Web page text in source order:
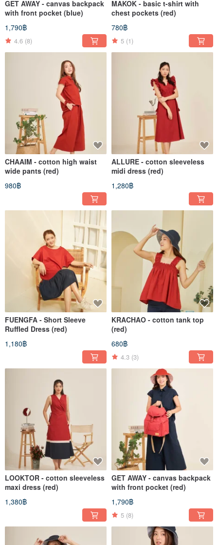
GET AWAY - canvas backpack
with front pocket (blue)
1,790฿
4.6 (8)
MAKOK - basic t-shirt with
chest pockets (red)
780฿
5 (1)
CHAAIM - cotton high waist
wide pants (red)
980฿
ALLURE - cotton sleeveless
midi dress (red)
1,280฿
FUENGFA - Short Sleeve
Ruffled Dress (red)
1,180฿
KRACHAO - cotton tank top
(red)
680฿
4.3 (3)
LOOKTOR - cotton sleeveless
maxi dress (red)
1,380฿
GET AWAY - canvas backpack
with front pocket (red)
1,790฿
5 (8)